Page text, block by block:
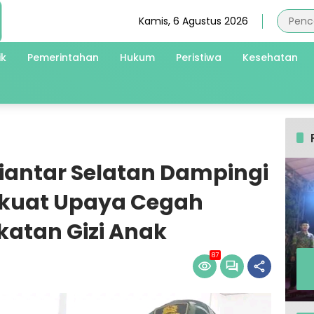
Kamis, 6 Agustus 2026
Pemerintahan Hukum Peristiwa Kesehatan
Selatan Dampingi
Upaya Cegah
Gizi Anak
87